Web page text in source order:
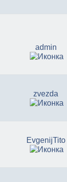
admin
zvezda
EvgenijTito